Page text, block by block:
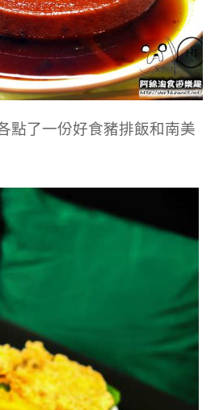
點了一份好食豬排飯和南美